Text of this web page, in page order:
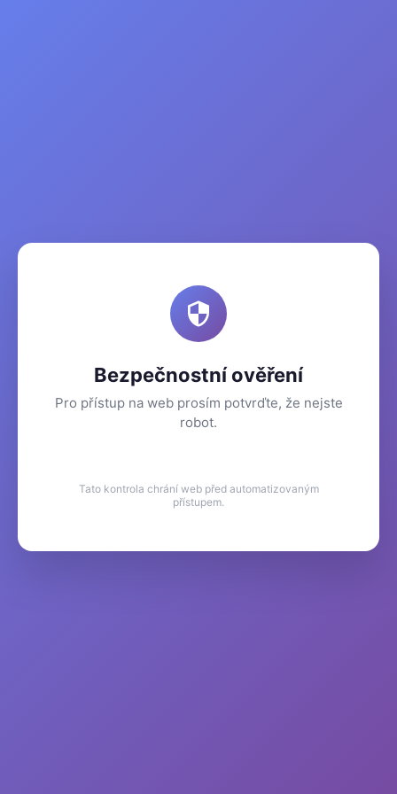
Bezpečnostní ověření
Pro přístup na web prosím potvrďte, že nejste
robot.
Tato kontrola chrání web před automatizovaným
přístupem.